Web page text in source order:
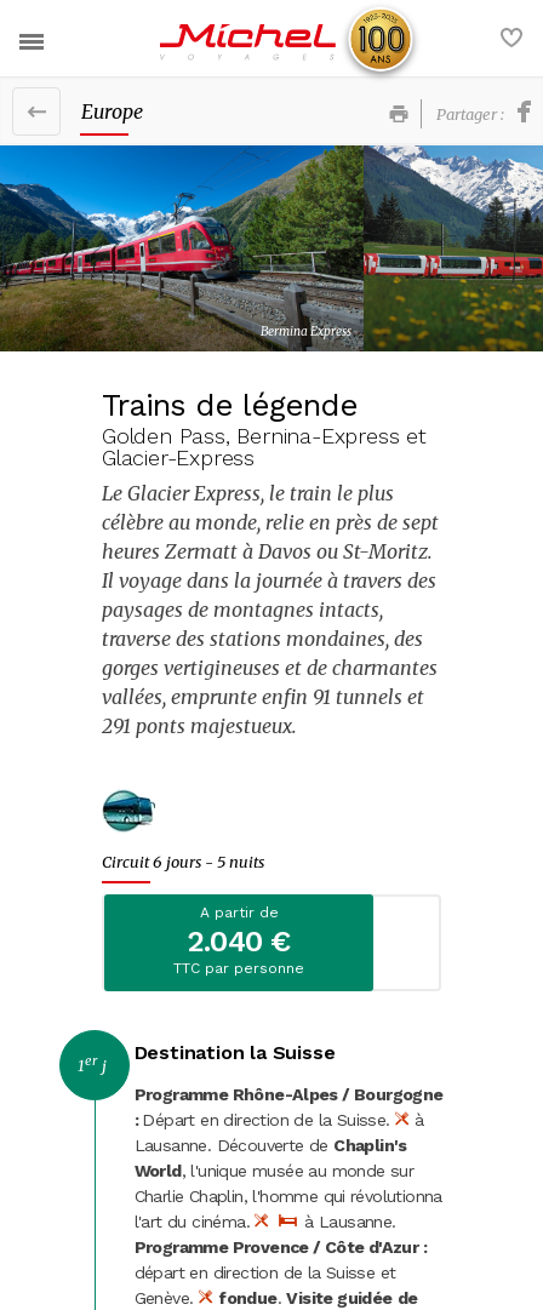
Nos voyages
France
Europe
Afrique et Moyen-Orient
Asie et Océanie
Evènements
Escapades citadines
Croisières fluviales
Croisières maritimes
Spectacles
Music-Hall et cabarets
Fêtes et marchés de Noël
St-Sylvestre
Carnaval
Randonnées
Nos services
Actualités
Contact
Voyages groupe
Nos brochures
La société
Europe Partager :
Bermina Express
Trains de légende
Golden Pass, Bernina-Express et
Glacier-Express
Le Glacier Express, le train le plus
célèbre au monde, relie en près de sept
heures Zermatt à Davos ou St-Moritz.
Il voyage dans la journée à travers des
paysages de montagnes intacts,
traverse des stations mondaines, des
gorges vertigineuses et de charmantes
vallées, emprunte enfin 91 tunnels et
291 ponts majestueux.
Circuit 6 jours - 5 nuits
A partir de
2.040 €
TTC par personne
1er j
Destination la Suisse
Programme Rhône-Alpes / Bourgogne
:Départ en direction de la Suisse.
à
Lausanne. Découverte de Chaplin's
World, l'unique musée au monde sur
Charlie Chaplin, l'homme qui révolutionna
l'art du cinéma.
à Lausanne.
Programme Provence / Côte d'Azur :
départ en direction de la Suisse et
Genève.
fondue.Visite guidée de